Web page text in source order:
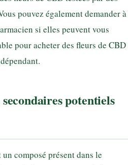
pouvez également demander à
si elles peuvent vous
pour acheter des fleurs de CBD
potentiels
composé présent dans le